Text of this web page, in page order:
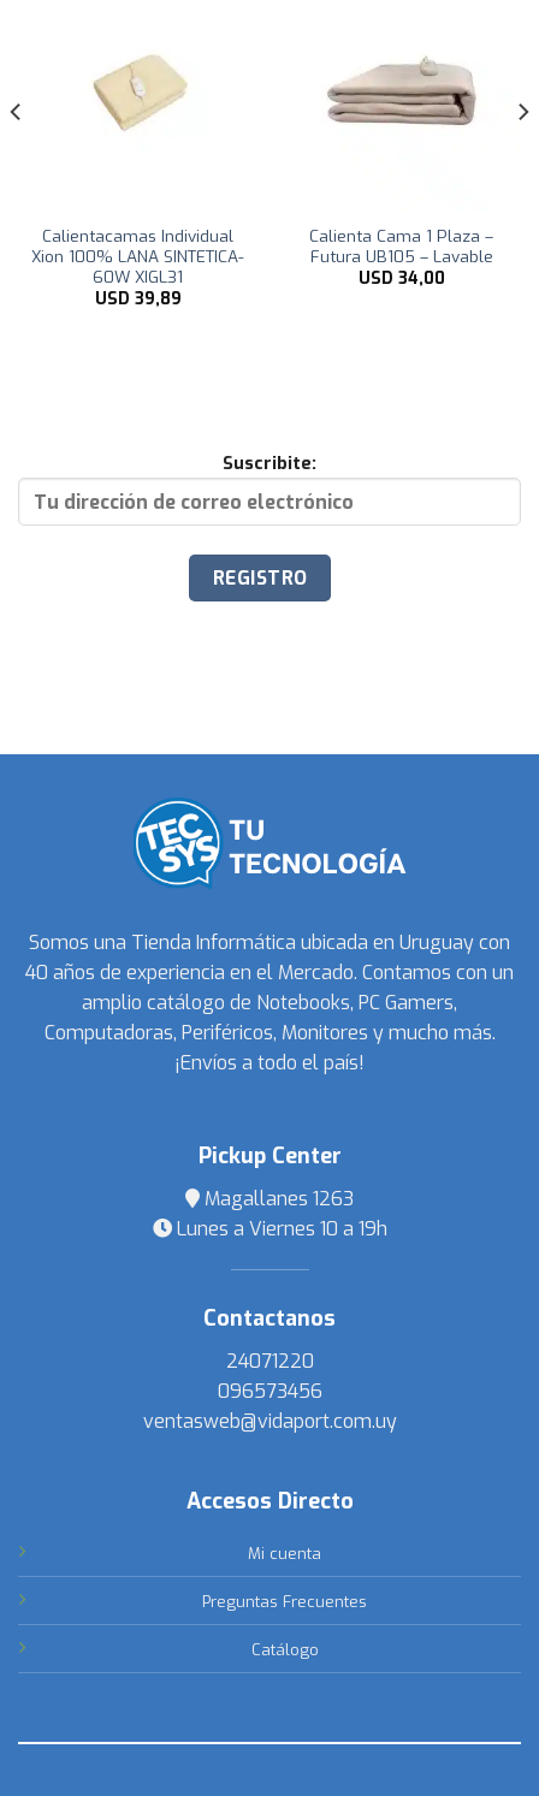
Calientacamas Individual
Xion 100% LANA SINTETICA-
60W XIGL31
USD 39,89
Calienta Cama 1 Plaza –
Futura UB105 – Lavable
USD 34,00
Suscribite:
Somos una Tienda Informática ubicada en Uruguay con
40 años de experiencia en el Mercado. Contamos con un
amplio catálogo de Notebooks, PC Gamers,
Computadoras, Periféricos, Monitores y mucho más.
¡Envíos a todo el país!
Pickup Center
Magallanes 1263
Lunes a Viernes 10 a 19h
Contactanos
24071220
096573456
ventasweb@vidaport.com.uy
Accesos Directo
Mi cuenta
Preguntas Frecuentes
Catálogo